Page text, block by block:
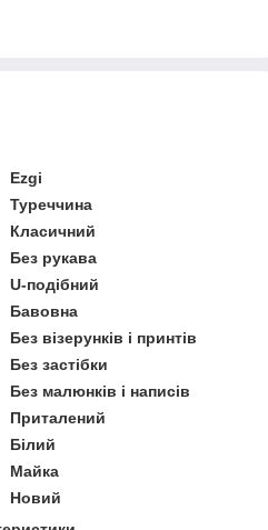
Ezgi
Туреччина
Класичний
Без рукава
U-подібний
Бавовна
Без візерунків і принтів
Без застібки
Без малюнків і написів
Приталений
Білий
Майка
Новий